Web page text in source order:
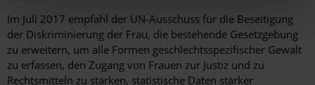
Im Juli 2017 empfahl der UN-Ausschuss für die Beseitigung
der Diskriminierung der Frau, die bestehende Gesetzgebung
zu erweitern, um alle Formen geschlechtsspezifischer Gewalt
zu erfassen, den Zugang von Frauen zur Justiz und zu
Rechtsmitteln zu stärken, statistische Daten stärker